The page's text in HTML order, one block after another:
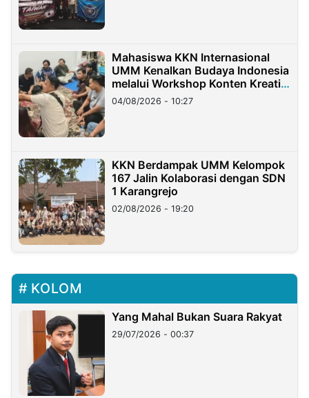
Mahasiswa KKN Internasional
UMM Kenalkan Budaya Indonesia
melalui Workshop Konten Kreatif
di Taiwan
04/08/2026 - 10:27
KKN Berdampak UMM Kelompok
167 Jalin Kolaborasi dengan SDN
1 Karangrejo
02/08/2026 - 19:20
KOLOM
Yang Mahal Bukan Suara Rakyat
29/07/2026 - 00:37